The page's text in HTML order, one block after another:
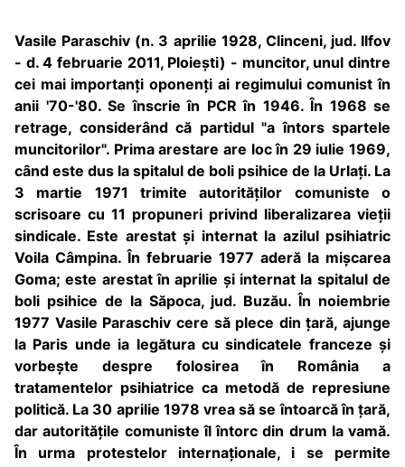
Vasile Paraschiv (n. 3 aprilie 1928, Clinceni, jud. Ilfov
- d. 4 februarie 2011, Ploiești) - muncitor, unul dintre
cei mai importanți oponenți ai regimului comunist în
anii '70-'80. Se înscrie în PCR în 1946. În 1968 se
retrage, considerând că partidul "a întors spartele
muncitorilor". Prima arestare are loc în 29 iulie 1969,
când este dus la spitalul de boli psihice de la Urlați. La
3 martie 1971 trimite autorităților comuniste o
scrisoare cu 11 propuneri privind liberalizarea vieții
sindicale. Este arestat și internat la azilul psihiatric
Voila Câmpina. În februarie 1977 aderă la mișcarea
Goma; este arestat în aprilie și internat la spitalul de
boli psihice de la Săpoca, jud. Buzău. În noiembrie
1977 Vasile Paraschiv cere să plece din țară, ajunge
la Paris unde ia legătura cu sindicatele franceze și
vorbește despre folosirea în România a
tratamentelor psihiatrice ca metodă de represiune
politică. La 30 aprilie 1978 vrea să se întoarcă în țară,
dar autoritățile comuniste îl întorc din drum la vamă.
În urma protestelor internaționale, i se permite